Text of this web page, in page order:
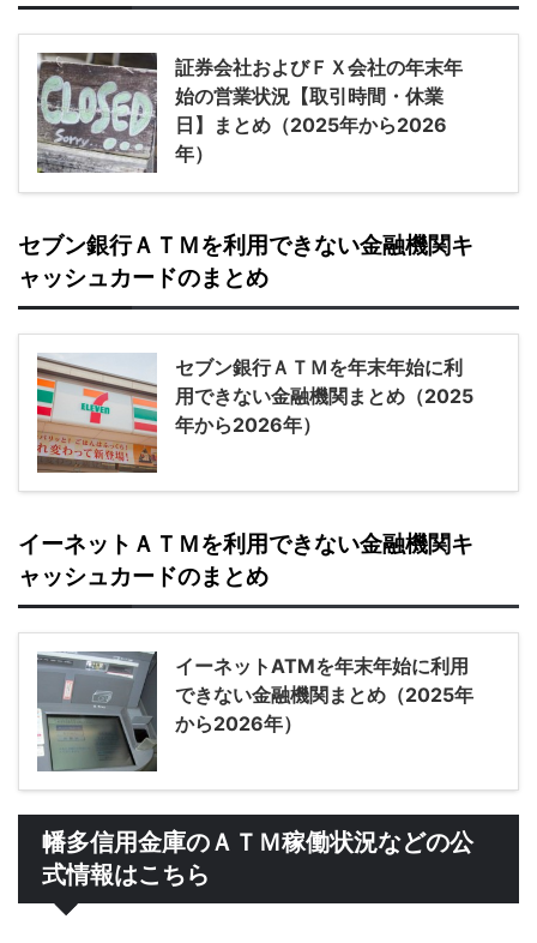
証券会社およびＦＸ会社の年末年
始の営業状況【取引時間・休業
日】まとめ（2025年から2026
年）
セブン銀行ＡＴＭを利用できない金融機関キ
ャッシュカードのまとめ
セブン銀行ＡＴＭを年末年始に利
用できない金融機関まとめ（2025
年から2026年）
イーネットＡＴＭを利用できない金融機関キ
ャッシュカードのまとめ
イーネットATMを年末年始に利用
できない金融機関まとめ（2025年
から2026年）
幡多信用金庫のＡＴＭ稼働状況などの公
式情報はこちら